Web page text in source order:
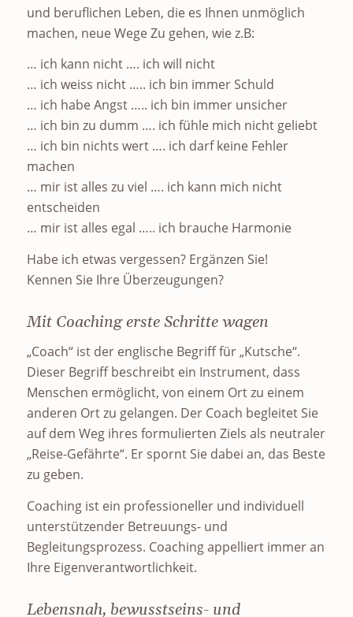
und beruflichen Leben, die es Ihnen unmöglich
machen, neue Wege Zu gehen, wie z.B:
… ich kann nicht …. ich will nicht
… ich weiss nicht ….. ich bin immer Schuld
… ich habe Angst ….. ich bin immer unsicher
… ich bin zu dumm …. ich fühle mich nicht geliebt
… ich bin nichts wert …. ich darf keine Fehler
machen
… mir ist alles zu viel …. ich kann mich nicht
entscheiden
… mir ist alles egal ….. ich brauche Harmonie
Habe ich etwas vergessen? Ergänzen Sie!
Kennen Sie Ihre Überzeugungen?
Mit Coaching erste Schritte wagen
„Coach“ ist der englische Begriff für „Kutsche“.
Dieser Begriff beschreibt ein Instrument, dass
Menschen ermöglicht, von einem Ort zu einem
anderen Ort zu gelangen. Der Coach begleitet Sie
auf dem Weg ihres formulierten Ziels als neutraler
„Reise-Gefährte“. Er spornt Sie dabei an, das Beste
zu geben.
Coaching ist ein professioneller und individuell
unterstützender Betreuungs- und
Begleitungsprozess. Coaching appelliert immer an
Ihre Eigenverantwortlichkeit.
Lebensnah, bewusstseins- und